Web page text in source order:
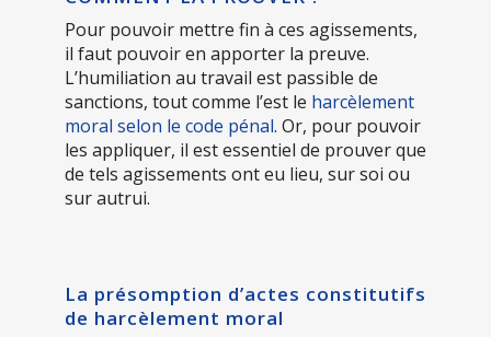
Pour pouvoir mettre fin à ces agissements,
il faut pouvoir en apporter la preuve.
L’humiliation au travail est passible de
sanctions, tout comme l’est le harcèlement
moral selon le code pénal. Or, pour pouvoir
les appliquer, il est essentiel de prouver que
de tels agissements ont eu lieu, sur soi ou
sur autrui.
La présomption d’actes constitutifs
de harcèlement moral